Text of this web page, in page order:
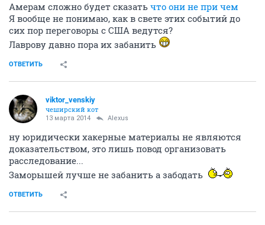
Амерам сложно будет сказать что они не при чем
Я вообще не понимаю, как в свете этих событий до
сих пор переговоры с США ведутся?
Лаврову давно пора их забанить
ОТВЕТИТЬ
viktor_venskiy
чеширский кот
13 марта 2014 Alexus
ну юридически хакерные материалы не являются
доказательством, это лишь повод организовать
расследование...
Заморышей лучше не забанить а забодать
ОТВЕТИТЬ